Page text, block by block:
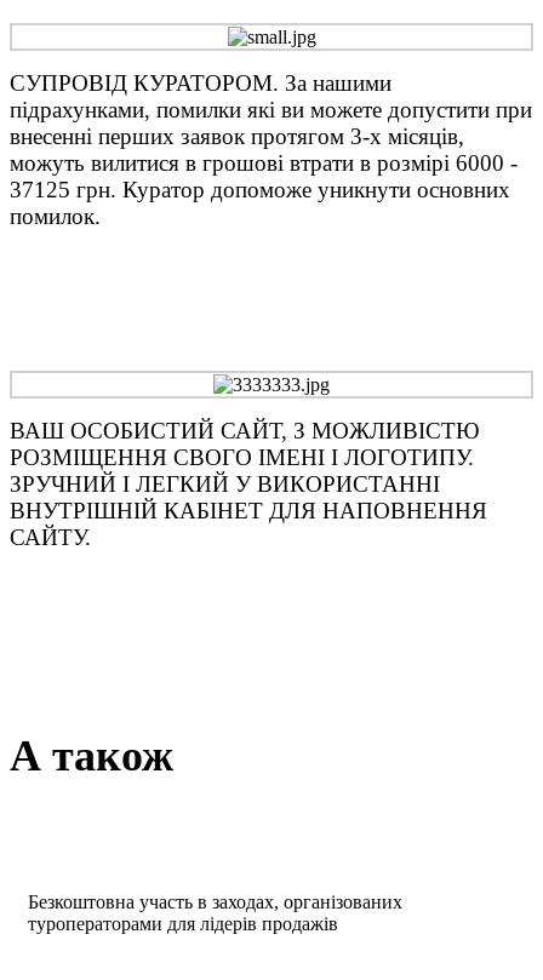
СУПРОВІД КУРАТОРОМ. За нашими
підрахунками, помилки які ви можете допустити при
внесенні перших заявок протягом 3-х місяців,
можуть вилитися в грошові втрати в розмірі 6000 -
37125 грн. Куратор допоможе уникнути основних
помилок.
ВАШ ОСОБИСТИЙ САЙТ, З МОЖЛИВІСТЮ
РОЗМІЩЕННЯ СВОГО ІМЕНІ І ЛОГОТИПУ.
ЗРУЧНИЙ І ЛЕГКИЙ У ВИКОРИСТАННІ
ВНУТРІШНІЙ КАБІНЕТ ДЛЯ НАПОВНЕННЯ
САЙТУ.
А також
Безкоштовна участь в заходах, організованих
туроператорами для лідерів продажів